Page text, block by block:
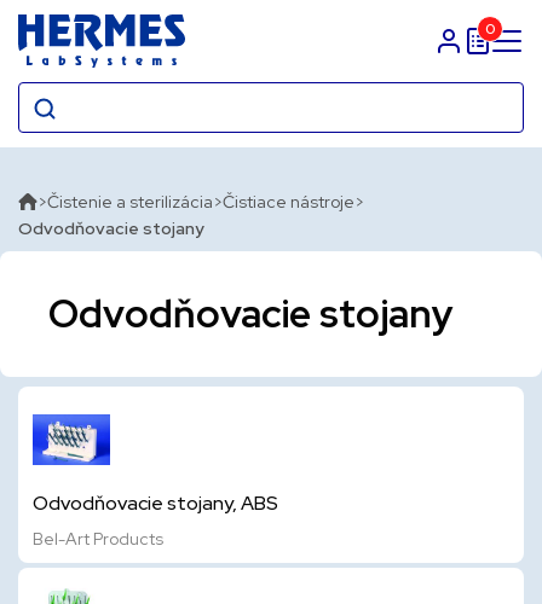
Prihlasit sa
0
Čistenie a sterilizácia Čistiace nástroje
Odvodňovacie stojany
Odvodňovacie stojany
Odvodňovacie stojany, ABS
Bel-Art Products